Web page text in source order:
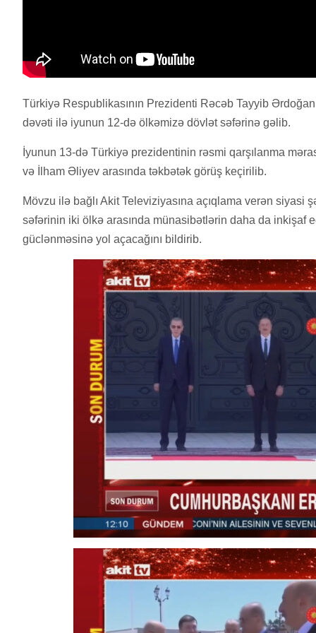
Türkiyə Respublikasının Prezidenti Rəcəb Tayyib
dəvəti ilə iyunun 12-də ölkəmizə dövlət səfərinə gəlib.
İyunun 13-də Türkiyə prezidentinin rəsmi qarşılanma
və İlham Əliyev arasında təkbətək görüş keçirilib.
Mövzu ilə bağlı Akit Televiziyasına açıqlama verən
səfərinin iki ölkə arasında münasibətlərin daha da inkişaf
güclənməsinə yol açacağını bildirib.